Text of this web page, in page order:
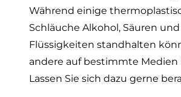
Während einige
Schläuche Alkohol, Säuren und
Flüssigkeiten standhalten
andere auf bestimmte Medien
Lassen Sie sich dazu gerne